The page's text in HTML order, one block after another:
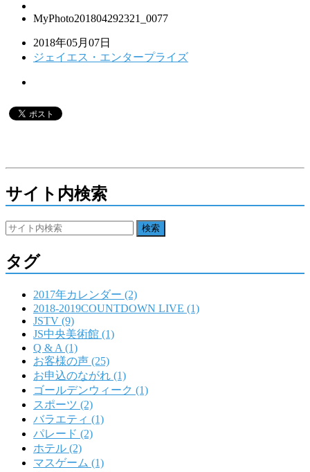
MyPhoto201804292321_0077
2018年05月07日
ジェイエス・エンタープライズ
サイト内検索
タグ
2017年カレンダー (2)
2018-2019COUNTDOWN LIVE (1)
JSTV (9)
JS中央美術館 (1)
Q & A (1)
お客様の声 (25)
お申込のながれ (1)
ゴールデンウィーク (1)
スポーツ (2)
バラエティ (1)
パレード (2)
ホテル (2)
マスゲーム (1)